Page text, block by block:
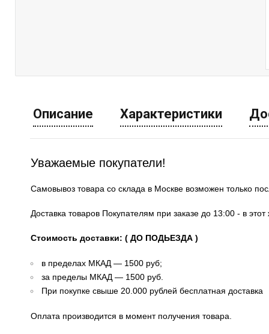
Описание Характеристики
Уважаемые покупатели!
Самовывоз товара со склада в Москве возможен только
Доставка товаров Покупателям при заказе до 13:00 - в
Стоимость доставки: ( ДО ПОДЬЕЗДА )
в пределах МКАД — 1500 руб;
за пределы МКАД — 1500 руб.
При покупке свыше 20.000 рублей бесплатная доставка
Оплата производится в момент получения товара.